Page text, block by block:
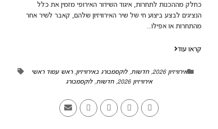
כחלק מההכנות לתחרות, איגוד השידור האירופי מזמין את כלל
הנציגים לבצע ביצוע חי של שיר האירוויזיון שלהם, קאבר לשיר אחר
מהתחרות או אפילו...
קראו עוד
אירוויזיון 2026 ,חדשות,לוקסמבורג באירוויזיון,ראש עמוד ראשי
אירוויזיון 2026
,חדשות,לוקסמבורג